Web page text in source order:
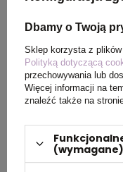
Wymiary
produktu
Kolor
PAKOWANIE
Dbamy o Twoją
Sklep korzysta z
Polityką dotyczącą
przechowywania lub
Więcej informacji na
znaleźć także na
(wymagane)